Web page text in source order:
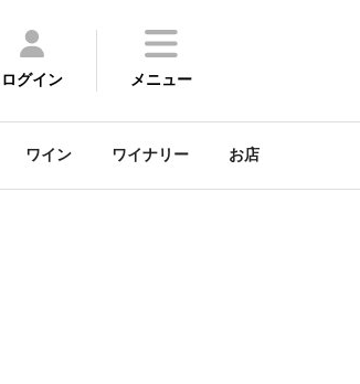
ログイン メニュー
ワイン ワイナリー お店